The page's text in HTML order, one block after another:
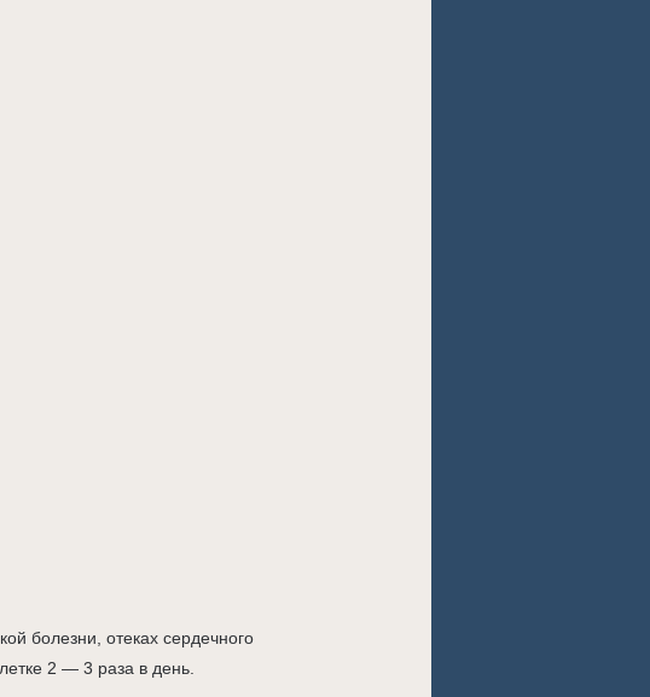
болезни, отеках сердечного
2 — 3 раза в день.